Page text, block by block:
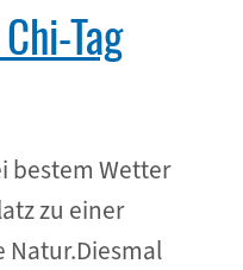
Tag
bestem Wetter
zu einer
Natur.Diesmal